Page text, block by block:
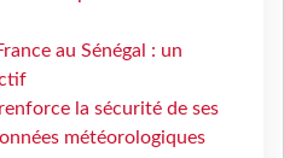
au Sénégal : un
la sécurité de ses
météorologiques